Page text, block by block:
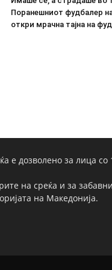
Поранешниот фудбалер
откри мрачна тајна на
е дозволено за лица со
на среќа и за
на Македонија.